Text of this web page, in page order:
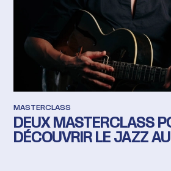
MASTERCLASS
DEUX MASTERCLASS
DÉCOUVRIR LE JAZZ